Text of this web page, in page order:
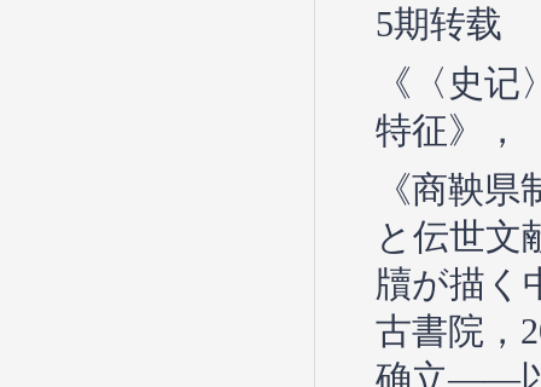
5期转载
《〈史
特征》，
《商鞅
と伝世
牘が描く
古書院，